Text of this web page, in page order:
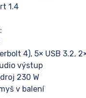
1.4
4), 5× USB 3.2,
výstup
230 W
v balení